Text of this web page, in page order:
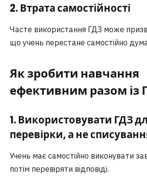
2. Втрата самостійності
Часте використання ГДЗ може
що учень перестане самостійно
Як зробити навчання
ефективним разом із
1. Використовувати ГДЗ
перевірки, а не
Учень має самостійно виконувати
потім перевіряти відповіді.